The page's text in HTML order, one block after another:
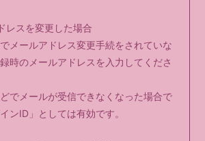
レスを変更した場合
メールアドレス変更手続をされていな
時のメールアドレスを入力してくださ
でメールが受信できなくなった場合で
ンID」としては有効です。